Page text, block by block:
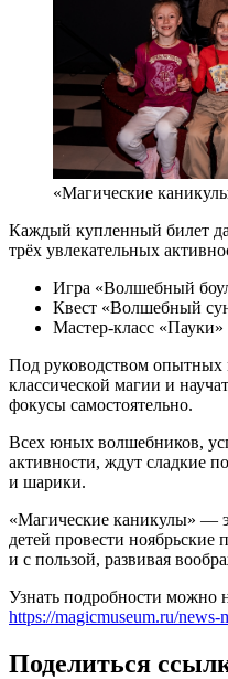
«Магические
Каждый купленный билет
трёх увлекательных
Игра «Волшебный
Квест «Волшебный
Мастер-класс
Под руководством опытных
классической магии и
фокусы самостоятельно.
Всех юных волшебников,
активности, ждут сладкие
и шарики.
«Магические каникулы» —
детей провести ноябрьские
и с пользой, развивая
Узнать подробности можно
https://magicmuseum.ru/news-
Поделиться